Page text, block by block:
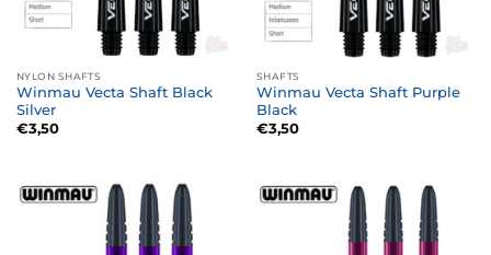
NYLON SHAFTS
Winmau Vecta Shaft Black
Silver
€3,50
SHAFTS
Winmau Vecta Shaft Purple
Black
€3,50